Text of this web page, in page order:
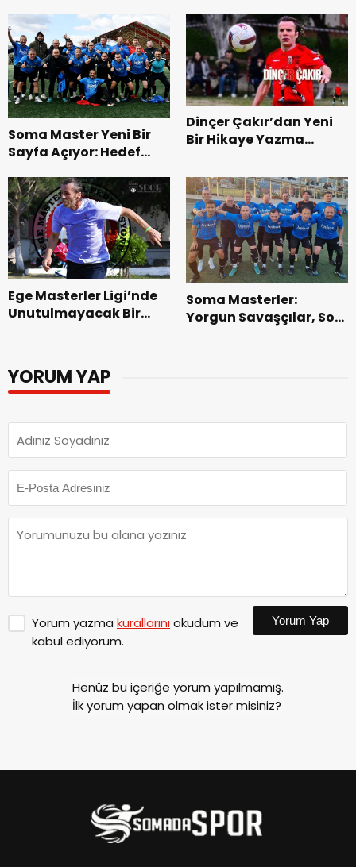
Soma Master Yeni Bir
Sayfa Açıyor: Hedef
Dinçer Çakır’dan Yeni
Bir Hikaye Yazma
Ege Masterler Ligi’nde
Unutulmayacak Bir
Soma Masterler:
Yorgun Savaşçılar, Son
YORUM YAP
Yorum yazma kurallarınıokudum ve
kabul ediyorum.
Yorum Yap
Henüz bu içeriğe yorum yapılmamış.
İlk yorum yapan olmak ister misiniz?